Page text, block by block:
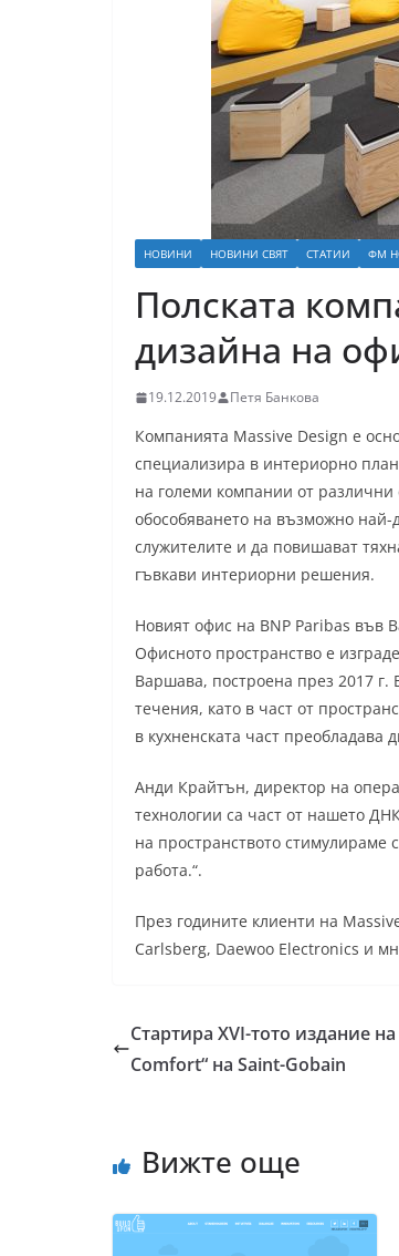
НОВИНИ НОВИНИ СВЯТ СТАТИИ ФМ
Полската
дизайна на
19.12.2019 Петя Банкова
Компанията Massive Design е
специализира в интериорно
на големи компании от
обособяването на възможно
служителите и да повишават
гъвкави интериорни решения.
Новият офис на BNP Paribas във
Офисното пространство е
Варшава, построена през 2017
течения, като в част от
в кухненската част преобладава
Анди Крайтън, директор на
технологии са част от нашето
на пространството стимулираме
работа.“.
През годините клиенти на
Carlsberg, Daewoo Electronics и
Стартира XVI-тото издание
Comfort“ на Saint-Gobain
Вижте още